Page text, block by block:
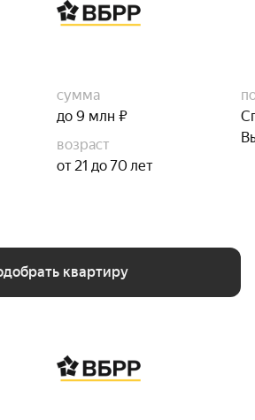
сумма
до 9 млн ₽
возраст
от 21 до 70 лет
квартиру